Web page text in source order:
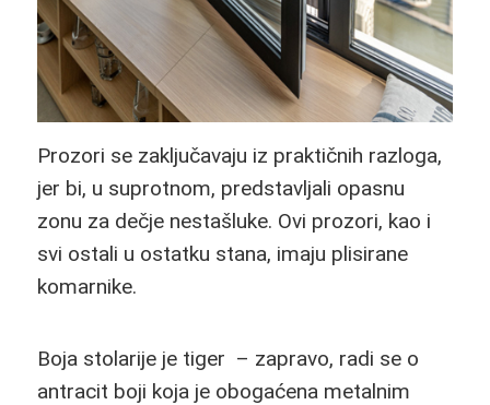
Prozori se zaključavaju iz praktičnih razloga,
jer bi, u suprotnom, predstavljali opasnu
zonu za dečje nestašluke. Ovi prozori, kao i
svi ostali u ostatku stana, imaju plisirane
komarnike.
Boja stolarije je tiger – zapravo, radi se o
antracit boji koja je obogaćena metalnim